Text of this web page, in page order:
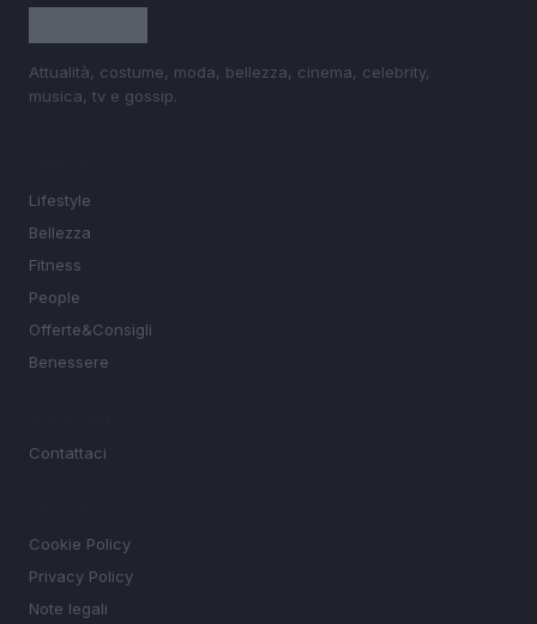
Attualità, costume, moda, bellezza, cinema, celebrity,
musica, tv e gossip.
Lifestyle
Bellezza
Fitness
People
Offerte&Consigli
Benessere
Contattaci
Cookie Policy
Privacy Policy
Note legali